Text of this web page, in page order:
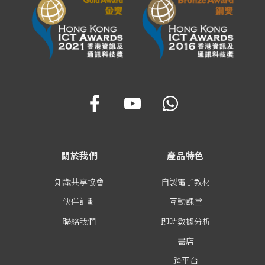
關於我們
知識共享協會
伙伴計劃
聯絡我們
產品特色
自製電子教材
互動課堂
即時數據分析
書店
跨平台